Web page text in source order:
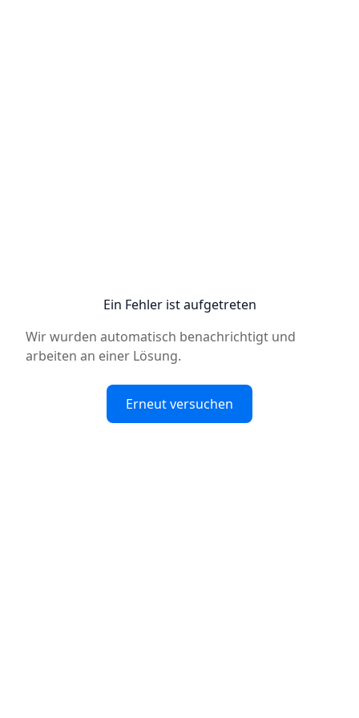
Ein Fehler ist aufgetreten
Wir wurden automatisch benachrichtigt und
arbeiten an einer Lösung.
Erneut versuchen